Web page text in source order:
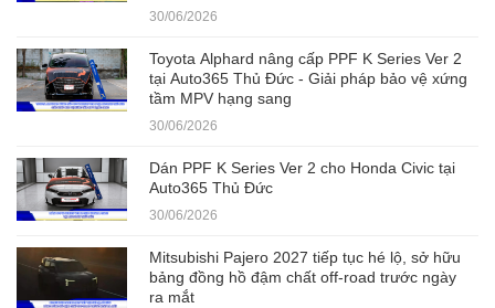
30/06/2026
Toyota Alphard nâng cấp PPF K Series Ver 2
tại Auto365 Thủ Đức - Giải pháp bảo vệ xứng
tầm MPV hạng sang
30/06/2026
Dán PPF K Series Ver 2 cho Honda Civic tại
Auto365 Thủ Đức
30/06/2026
Mitsubishi Pajero 2027 tiếp tục hé lộ, sở hữu
bảng đồng hồ đậm chất off-road trước ngày
ra mắt